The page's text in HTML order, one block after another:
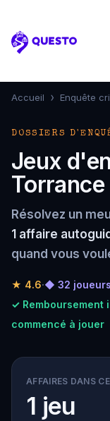
Questo
Accueil › Enquête
DOSSIERS
Jeux
Torrance
Résolvez un
1 affaire
quand vous
★ 4.6·◆ 32
✓ Remboursement
commencé à jouer
AFFAIRES DANS
1 jeu